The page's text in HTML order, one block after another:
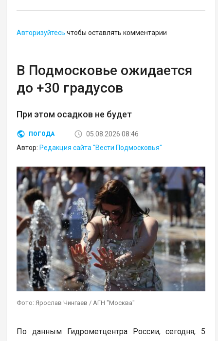
Авторизуйтесь чтобы оставлять комментарии
В Подмосковье ожидается
до +30 градусов
При этом осадков не будет
ПОГОДА
05.08.2026 08:46
Автор: Редакция сайта "Вести Подмосковья"
Фото: Ярослав Чингаев / АГН "Москва"
По данным Гидрометцентра России, сегодня, 5